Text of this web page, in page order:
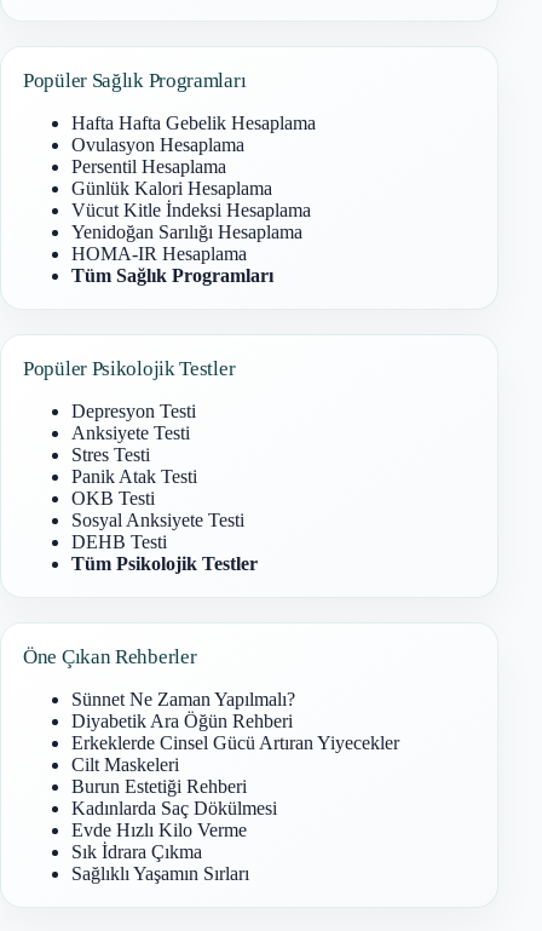
Popüler Sağlık Programları
Hafta Hafta Gebelik Hesaplama
Ovulasyon Hesaplama
Persentil Hesaplama
Günlük Kalori Hesaplama
Vücut Kitle İndeksi Hesaplama
Yenidoğan Sarılığı Hesaplama
HOMA-IR Hesaplama
Tüm Sağlık Programları
Popüler Psikolojik Testler
Depresyon Testi
Anksiyete Testi
Stres Testi
Panik Atak Testi
OKB Testi
Sosyal Anksiyete Testi
DEHB Testi
Tüm Psikolojik Testler
Öne Çıkan Rehberler
Sünnet Ne Zaman Yapılmalı?
Diyabetik Ara Öğün Rehberi
Erkeklerde Cinsel Gücü Artıran Yiyecekler
Cilt Maskeleri
Burun Estetiği Rehberi
Kadınlarda Saç Dökülmesi
Evde Hızlı Kilo Verme
Sık İdrara Çıkma
Sağlıklı Yaşamın Sırları